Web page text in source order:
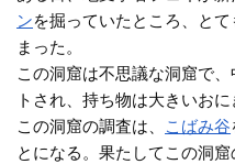
ンを掘っていたところ、と
まった。
この洞窟は不思議な洞窟で
トされ、持ち物は大きいお
この洞窟の調査は、
こばみ谷
とになる。果たしてこの洞